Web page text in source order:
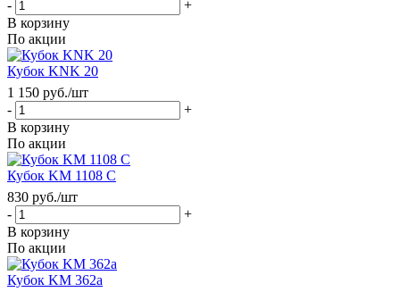
-
+
В корзину
По акции
Кубок KNK 20
1 150 руб./шт
-
+
В корзину
По акции
Кубок KM 1108 С
830 руб./шт
-
+
В корзину
По акции
Кубок KM 362a